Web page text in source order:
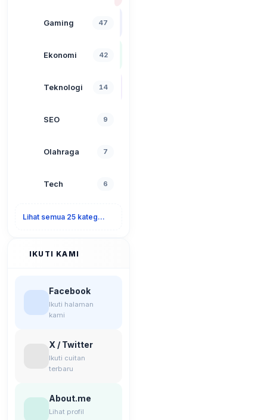
Gaming 47
Ekonomi 42
Teknologi 14
SEO 9
Olahraga 7
Tech 6
Lihat semua 25 kategori
IKUTI KAMI
Facebook
Ikuti halaman
kami
X / Twitter
Ikuti cuitan
terbaru
About.me
Lihat profil